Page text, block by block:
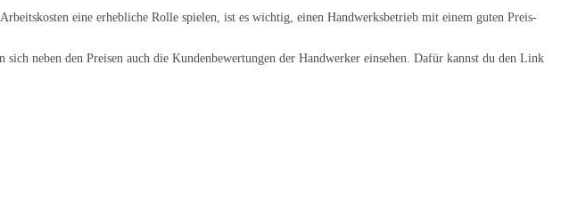
eine erhebliche Rolle spielen, ist es wichtig, einen Handwerksbetrieb mit einem guten Preis-
neben den Preisen auch die Kundenbewertungen der Handwerker einsehen. Dafür kannst du den Link